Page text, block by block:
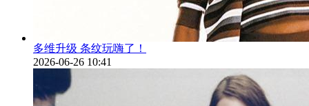
多维升级 条纹玩嗨了！
2026-06-26 10:41